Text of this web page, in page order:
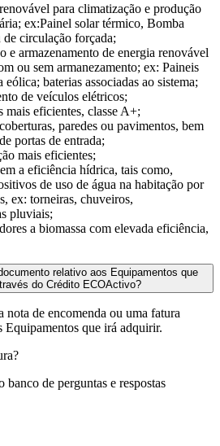
para climatização ​e produção
ex:Painel solar térmico, Bomba
circulação forçada​;
e armazenamento de energia renovável
ou sem armanezamento; ex: Paineis
baterias associadas ao sistema;
de veículos elétricos;
mais eficientes, classe A+;
paredes ou pavimentos, bem
portas de entrada;
mais eficientes;
a eficiência hídrica, tais como,
de uso de água na habitação por
ex: torneiras, chuveiros,
pluviais;
a biomassa com elevada eficiência,
relativo aos Equipamentos que
do Crédito ECOActivo?
nota de encomenda ou uma fatura
que irá adquirir.
de perguntas e respostas